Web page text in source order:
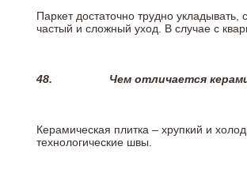
Паркет достаточно трудно
частый и сложный уход. В случае с
48. Чем отличается
Керамическая плитка – хрупкий и
технологические швы.